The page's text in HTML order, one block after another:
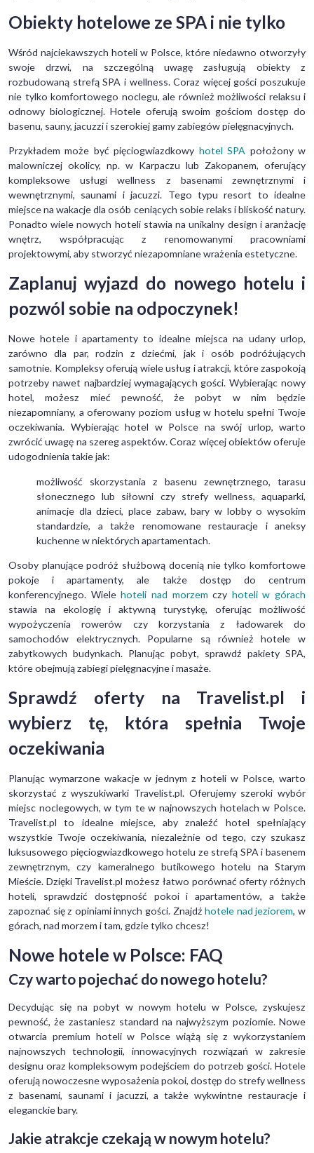
Obiekty hotelowe ze SPA i nie tylko
Wśród najciekawszych hoteli w Polsce, które niedawno otworzyły
swoje drzwi, na szczególną uwagę zasługują obiekty z
rozbudowaną strefą SPA i wellness. Coraz więcej gości poszukuje
nie tylko komfortowego noclegu, ale również możliwości relaksu i
odnowy biologicznej. Hotele oferują swoim gościom dostęp do
basenu, sauny, jacuzzi i szerokiej gamy zabiegów pielęgnacyjnych.
Przykładem może być pięciogwiazdkowy hotel SPA położony w
malowniczej okolicy, np. w Karpaczu lub Zakopanem, oferujący
kompleksowe usługi wellness z basenami zewnętrznymi i
wewnętrznymi, saunami i jacuzzi. Tego typu resort to idealne
miejsce na wakacje dla osób ceniących sobie relaks i bliskość natury.
Ponadto wiele nowych hoteli stawia na unikalny design i aranżację
wnętrz, współpracując z renomowanymi pracowniami
projektowymi, aby stworzyć niezapomniane wrażenia estetyczne.
Zaplanuj wyjazd do nowego hotelu i
pozwól sobie na odpoczynek!
Nowe hotele i apartamenty to idealne miejsca na udany urlop,
zarówno dla par, rodzin z dziećmi, jak i osób podróżujących
samotnie. Kompleksy oferują wiele usług i atrakcji, które zaspokoją
potrzeby nawet najbardziej wymagających gości. Wybierając nowy
hotel, możesz mieć pewność, że pobyt w nim będzie
niezapomniany, a oferowany poziom usług w hotelu spełni Twoje
oczekiwania. Wybierając hotel w Polsce na swój urlop, warto
zwrócić uwagę na szereg aspektów. Coraz więcej obiektów oferuje
udogodnienia takie jak:
możliwość skorzystania z basenu zewnętrznego, tarasu
słonecznego lub siłowni czy strefy wellness, aquaparki,
animacje dla dzieci, place zabaw, bary w lobby o wysokim
standardzie, a także renomowane restauracje i aneksy
kuchenne w niektórych apartamentach.
Osoby planujące podróż służbową docenią nie tylko komfortowe
pokoje i apartamenty, ale także dostęp do centrum
konferencyjnego. Wielehoteli nad morzem czy hoteli w górach
stawia na ekologię i aktywną turystykę, oferując możliwość
wypożyczenia rowerów czy korzystania z ładowarek do
samochodów elektrycznych. Popularne są również hotele w
zabytkowych budynkach. Planując pobyt, sprawdź pakiety SPA,
które obejmują zabiegi pielęgnacyjne i masaże.
Sprawdź oferty na Travelist.pl i
wybierz tę, która spełnia Twoje
oczekiwania
Planując wymarzone wakacje w jednym z hoteli w Polsce, warto
skorzystać z wyszukiwarki Travelist.pl. Oferujemy szeroki wybór
miejsc noclegowych, w tym te w najnowszych hotelach w Polsce.
Travelist.pl to idealne miejsce, aby znaleźć hotel spełniający
wszystkie Twoje oczekiwania, niezależnie od tego, czy szukasz
luksusowego pięciogwiazdkowego hotelu ze strefą SPA i basenem
zewnętrznym, czy kameralnego butikowego hotelu na Starym
Mieście. Dzięki Travelist.pl możesz łatwo porównać oferty różnych
hoteli, sprawdzić dostępność pokoi i apartamentów, a także
zapoznać się z opiniami innych gości. Znajdźhotele nad jeziorem, w
górach, nad morzem i tam, gdzie tylko chcesz!
Nowe hotele w Polsce: FAQ
Czy warto pojechać do nowego hotelu?
Decydując się na pobyt w nowym hotelu w Polsce, zyskujesz
pewność, że zastaniesz standard na najwyższym poziomie. Nowe
otwarcia premium hoteli w Polsce wiążą się z wykorzystaniem
najnowszych technologii, innowacyjnych rozwiązań w zakresie
designu oraz kompleksowym podejściem do potrzeb gości. Hotele
oferują nowoczesne wyposażenia pokoi, dostęp do strefy wellness
z basenami, saunami i jacuzzi, a także wykwintne restauracje i
eleganckie bary.
Jakie atrakcje czekają w nowym hotelu?